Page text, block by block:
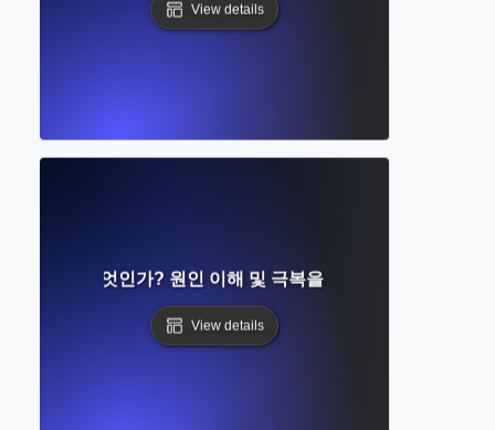
View details
블록이란 무엇인가? 원인 이해 및 극복을 위한 검증된 전략들
View details